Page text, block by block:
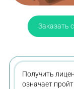
Заказать
Получить
означает